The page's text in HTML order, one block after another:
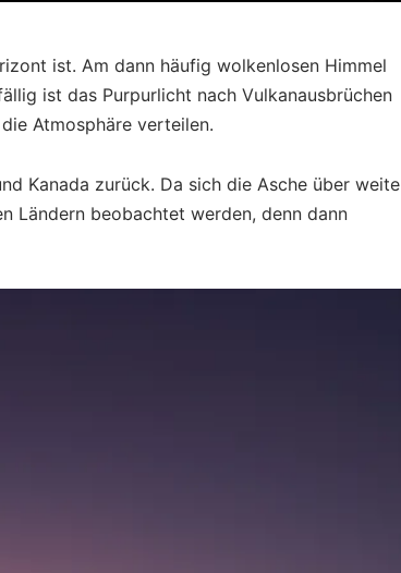
ist. Am dann häufig wolkenlosen Himmel
ist das Purpurlicht nach Vulkanausbrüchen
Atmosphäre verteilen.
Kanada zurück. Da sich die Asche über weite
Ländern beobachtet werden, denn dann